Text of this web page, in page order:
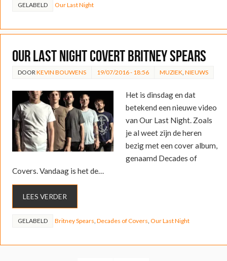
GELABELD Our Last Night
Our Last Night covert Britney Spears
DOOR KEVIN BOUWENS 19/07/2016 - 18:56 MUZIEK NIEUWS
Het is dinsdag en dat
betekend een nieuwe video
van Our Last Night. Zoals
je al weet zijn de heren
bezig met een cover album,
genaamd Decades of
Covers. Vandaag is het de…
LEES VERDER
GELABELD Britney Spears Decades of Covers Our Last Night